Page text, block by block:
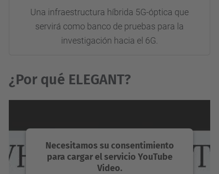
Una infraestructura híbrida 5G-óptica que
servirá como banco de pruebas para la
investigación hacia el 6G.
¿Por qué ELEGANT?
Necesitamos su consentimiento
para cargar el servicio YouTube
Video.